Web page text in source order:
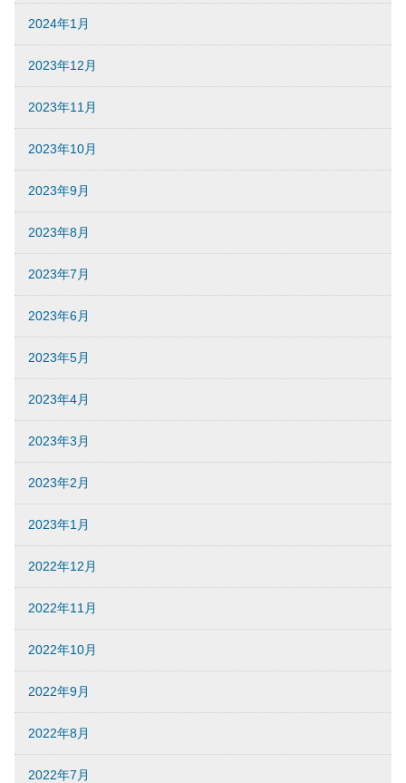
2024年1月
2023年12月
2023年11月
2023年10月
2023年9月
2023年8月
2023年7月
2023年6月
2023年5月
2023年4月
2023年3月
2023年2月
2023年1月
2022年12月
2022年11月
2022年10月
2022年9月
2022年8月
2022年7月